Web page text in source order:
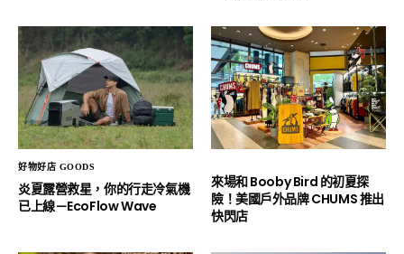
好物好店 GOODS
炎夏露營救星，你的行走冷氣機
已上線－EcoFlow Wave
來場和 Booby Bird 的初夏探
險！美國戶外品牌 CHUMS 推出
快閃店